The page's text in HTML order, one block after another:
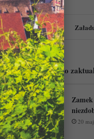
Podejrzyj ostatnio
20